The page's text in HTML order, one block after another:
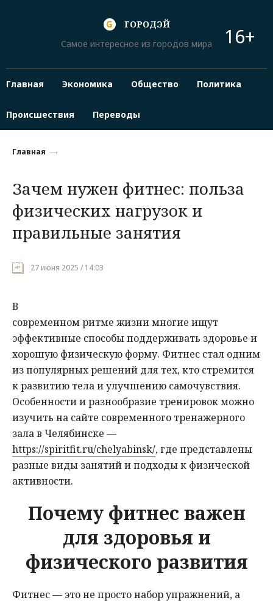
ГОРОДЭЙ
Самое интересное из городов мира
16+
Главная Экономика Общество Политика
Происшествия Переводы
Главная
Зачем нужен фитнес: польза
физических нагрузок и
правильные занятия
27 июня 2025 / 14:03
В
современном ритме жизни многие ищут
эффективные способы поддерживать здоровье и
хорошую физическую форму. Фитнес стал одним
из популярных решений для тех, кто стремится
к развитию тела и улучшению самочувствия.
Особенности и разнообразие тренировок можно
изучить на сайте современного тренажерного
зала в Челябинске —
https://spiritfit.ru/chelyabinsk/, где представлены
разные виды занятий и подходы к физической
активности.
Почему фитнес важен
для здоровья и
физического развития
Фитнес — это не просто набор упражнений, а